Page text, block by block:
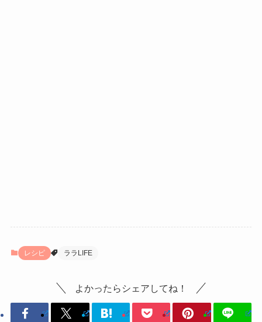
レシピ ララLIFE
よかったらシェアしてね！